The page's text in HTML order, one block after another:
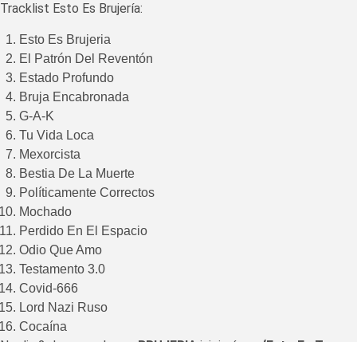
Tracklist Esto Es Brujería:
Esto Es Brujeria
El Patrón Del Reventón
Estado Profundo
Bruja Encabronada
G-A-K
Tu Vida Loca
Mexorcista
Bestia De La Muerte
Políticamente Correctos
Mochado
Perdido En El Espacio
Odio Que Amo
Testamento 3.0
Covid-666
Lord Nazi Ruso
Cocaína